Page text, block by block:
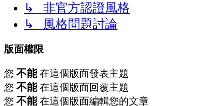
↳ 非官方認證風格
↳ 風格問題討論
版面權限
您 不能在這個版面發表主題
您 不能在這個版面回覆主題
您 不能在這個版面編輯您的文章